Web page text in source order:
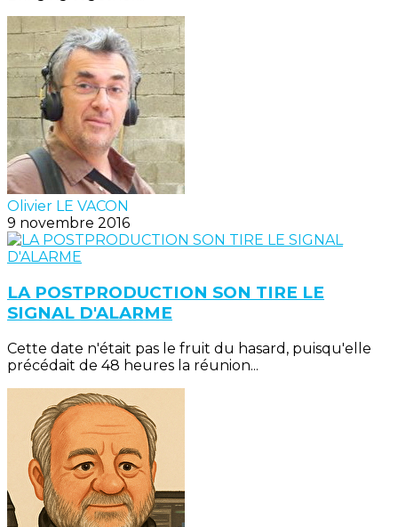
Olivier LE VACON
9 novembre 2016
LA POSTPRODUCTION SON TIRE LE
SIGNAL D'ALARME
Cette date n'était pas le fruit du hasard, puisqu'elle
précédait de 48 heures la réunion...